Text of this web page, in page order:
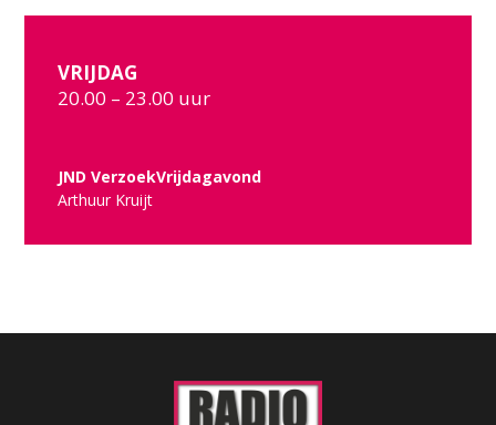
VRIJDAG
20.00 – 23.00 uur
JND VerzoekVrijdagavond
Arthuur Kruijt